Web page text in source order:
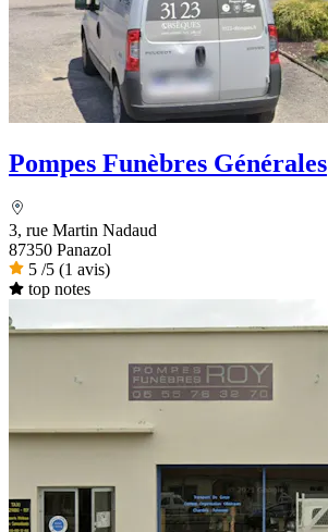
Pompes Funèbres Générales
3, rue Martin Nadaud
87350 Panazol
5 /5 (1 avis)
top notes